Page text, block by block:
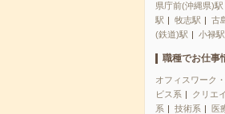
県庁前(沖縄県)駅
駅
牧志駅 古
(鉄道)駅
小禄駅
職種でお仕事
オフィスワーク
ビス系
クリエ
系
技術系 医